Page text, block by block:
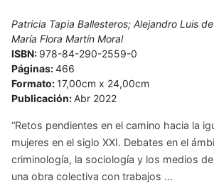
Patricia Tapia Ballesteros; Alejandro Luis
María Flora Martín Moral
ISBN: 978-84-290-2559-0
Páginas:466
Formato:17,00cm x 24,00cm
Publicación:Abr 2022
“Retos pendientes en el camino hacia la
mujeres en el siglo XXI. Debates en el
criminología, la sociología y los medios
una obra colectiva con trabajos ...